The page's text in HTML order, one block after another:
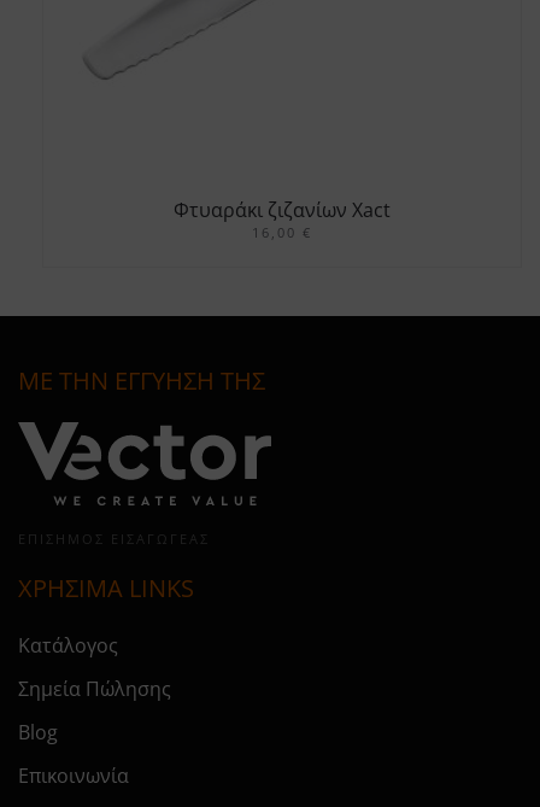
Φτυαράκι ζιζανίων Xact
16,00 €
ΜΕ ΤΗΝ ΕΓΓΥΗΣΗ ΤΗΣ
ΕΠΊΣΗΜΟΣ ΕΙΣΑΓΩΓΈΑΣ
ΧΡΗΣΙΜΑ LINKS
Κατάλογος
Σημεία Πώλησης
Blog
Επικοινωνία